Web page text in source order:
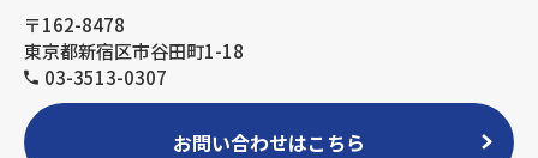
〒162-8478
東京都新宿区市谷田町1-18
03-3513-0307
お問い合わせはこちら